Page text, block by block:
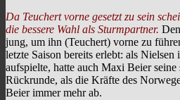
Da Teuchert vorne gesetzt zu sein
die bessere Wahl als Sturmpartner.
jung, um ihn (Teuchert) vorne zu
letzte Saison bereits erlebt: als
aufspielte, hatte auch Maxi Beier seine
Rückrunde, als die Kräfte des
Beier immer mehr ab.